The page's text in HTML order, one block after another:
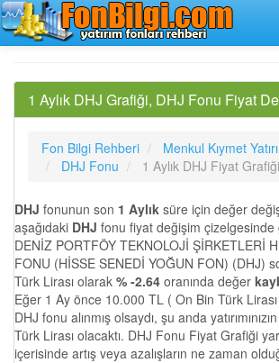
1 Aylık DHJ Grafiği, DHJ Fonu Fiyat
Fon Bilgi Rehberi
Menkul Kıymet
DHJ Fonu
1 Aylık DHJ Fiyat Grafiği
DHJ fonunun son 1 Aylık süre için değer
aşağıdaki DHJ fonu fiyat değişim çizelgesinde
DENİZ PORTFÖY TEKNOLOJİ ŞİRKETLERİ
FONU (HİSSE SENEDİ YOĞUN FON) (DHJ)
Türk Lirası olarak % -2.64 oranında değer
Eğer 1 Ay önce 10.000 TL ( On Bin Türk
DHJ fonu alınmış olsaydı, şu anda
Türk Lirası olacaktı. DHJ Fonu Fiyat Grafiği
içerisinde artış veya azalışların ne zaman